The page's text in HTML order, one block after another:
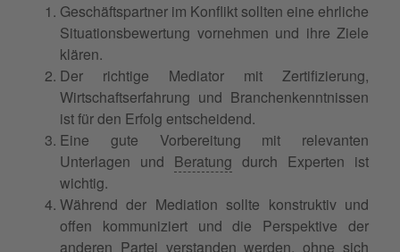
Geschäftspartner im Konflikt sollten eine ehrliche
Situationsbewertung vornehmen und ihre Ziele
klären.
Der richtige Mediator mit Zertifizierung,
Wirtschaftserfahrung und Branchenkenntnissen
ist für den Erfolg entscheidend.
Eine gute Vorbereitung mit relevanten
Unterlagen und Beratung durch Experten ist
wichtig.
Während der Mediation sollte konstruktiv und
offen kommuniziert und die Perspektive der
anderen Partei verstanden werden, ohne sich